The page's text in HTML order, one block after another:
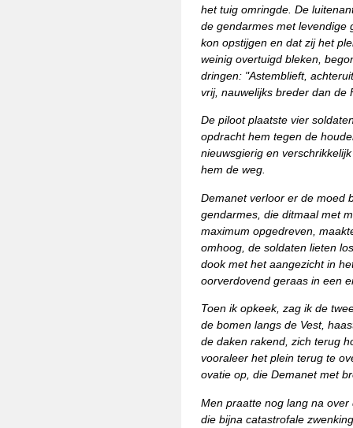
het tuig omringde. De
de gendarmes met levendige
kon opstijgen en dat zij het
weinig overtuigd bleken,
dringen: "Astemblieft,
vrij, nauwelijks breder dan de
De piloot plaatste vier
opdracht hem tegen de
nieuwsgierig en
hem de weg.
Demanet verloor er de moed
gendarmes, die ditmaal met
maximum opgedreven,
omhoog, de soldaten lieten
dook met het aangezicht in
oorverdovend geraas in een
Toen ik opkeek, zag ik de
de bomen langs de Vest,
de daken rakend, zich terug
vooraleer het plein terug te
ovatie op, die Demanet met
Men praatte nog lang na
die bijna catastrofale